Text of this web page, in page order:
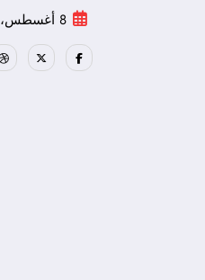
8 أغسطس، 2026